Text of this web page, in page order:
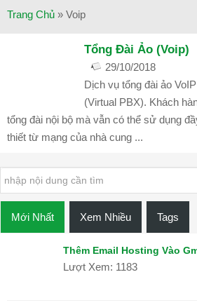
Google
THIẾT
APP
THIẾT
Trang Chủ » Voip
Tổng Đài Ảo (Voip)
29/10/2018
Giải Pháp Tổng Đài,
bình luận đóng
Dịch vụ tổng đài ảo
(Virtual PBX). Khách
tổng đài nội bộ mà vẫn có thể sử dụng
thiết từ mạng của nhà cung ...
Mới Nhất Xem Nhiều Tags
Thêm Email Hosting Vào
Lượt Xem: 1183